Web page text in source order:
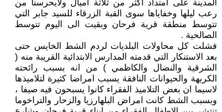
المدينة على امتداد اكثر من ثلاثة اميال ولايحرسنا من
رعب ليلها وخفاياها سوى القبة الزرقاء للسيد جابر التي
تتوسط منطقة قرية فرحان وبقيت الى اليوم تتوسط
الصالحية .
فشلت كل محاولات البلديات لردم الشط الخايس حتى
بعد الاستنكار التي قدمته المدارس الابتدائية القريبة منه (
الشرقية والنضال والكاظمي ) من انه بسبب رائحته
الكريهة والحيوانات النافقة يسبب امراضا كثيرة لتلاميذها
لاسيما ان بعض التلاميذ الفقراء كانوا يسبحون فيه صيفا ،
وبسبب الشط كانت امراض البلهارزيا والزحار والتراخوما